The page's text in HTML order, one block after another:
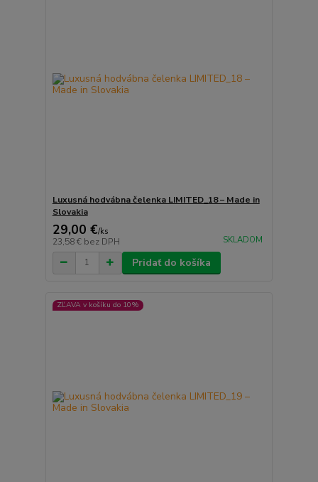
Luxusná hodvábna čelenka LIMITED_18 – Made in
Slovakia
29,00 €/ks
23,58 € bez DPH SKLADOM
Pridať do košíka
ZĽAVA v košíku do 10%